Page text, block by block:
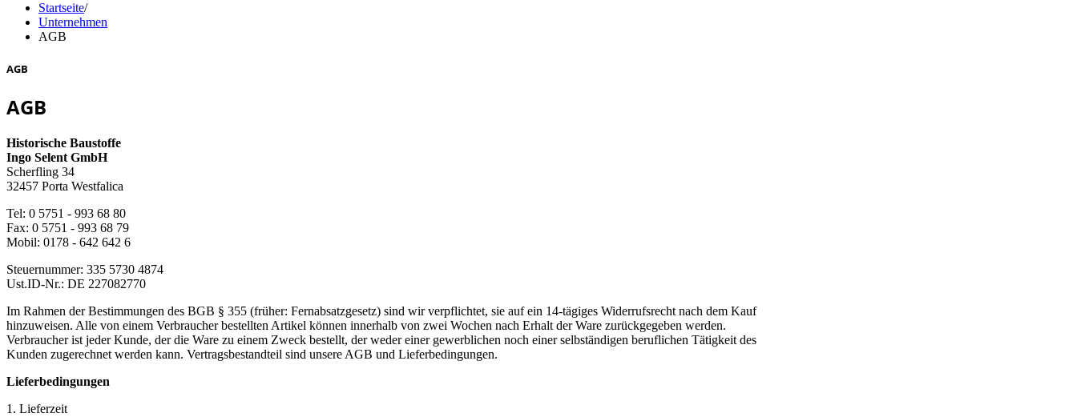
Startseite/
Unternehmen
AGB
AGB
AGB
Historische Baustoffe
Ingo Selent GmbH
Scherfling 34
32457 Porta Westfalica
Tel: 0 5751 - 993 68 80
Fax: 0 5751 - 993 68 79
Mobil: 0178 - 642 642 6
Steuernummer: 335 5730 4874
Ust.ID-Nr.: DE 227082770
Im Rahmen der Bestimmungen des BGB § 355 (früher: Fernabsatzgesetz) sind wir verpflichtet, sie auf ein 14-tägiges Widerrufsrecht nach dem Kauf
hinzuweisen. Alle von einem Verbraucher bestellten Artikel können innerhalb von zwei Wochen nach Erhalt der Ware zurückgegeben werden.
Verbraucher ist jeder Kunde, der die Ware zu einem Zweck bestellt, der weder einer gewerblichen noch einer selbständigen beruflichen Tätigkeit des
Kunden zugerechnet werden kann. Vertragsbestandteil sind unsere AGB und Lieferbedingungen.
Lieferbedingungen
1. Lieferzeit